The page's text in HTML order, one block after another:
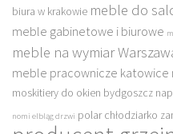
biura w krakowie meble do
meble gabinetowe i biurowe
meble na wymiar
meble pracownicze katowice
moskitiery do okien bydgoszcz
nomi elbląg drzwi polar chłodziarko